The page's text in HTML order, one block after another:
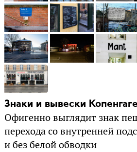
Знаки и вывески
Офигенно выглядит знак
перехода со внутренней
и без белой обводки